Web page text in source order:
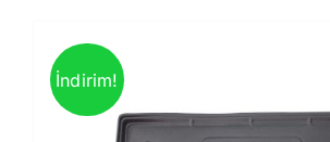
İndirim!